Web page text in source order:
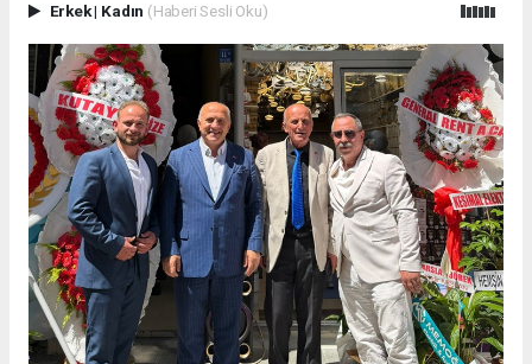
Erkek| Kadın (Haberi Sesli Oku)